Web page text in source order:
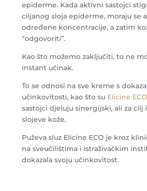
epiderme. Kada aktivni sastojci
ciljanog sloja epiderme, moraju se
određene koncentracije, a zatim
“odgovoriti”.
Kao što možemo zaključiti, to ne
instant učinak.
To se odnosi na sve kreme s
učinkovitosti, kao što su Elicine
sastojci djeluju sinergijski, ali za cilj
slojeve kože.
Puževa sluz Elicine ECO je kroz
na sveučilištima i istraživačkim
dokazala svoju učinkovitost.